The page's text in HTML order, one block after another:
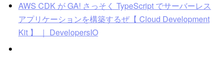
AWS CDK が GA! さっそく TypeScript でサーバーレス
アプリケーションを構築するぜ【 Cloud Development
Kit 】 ｜ DevelopersIO